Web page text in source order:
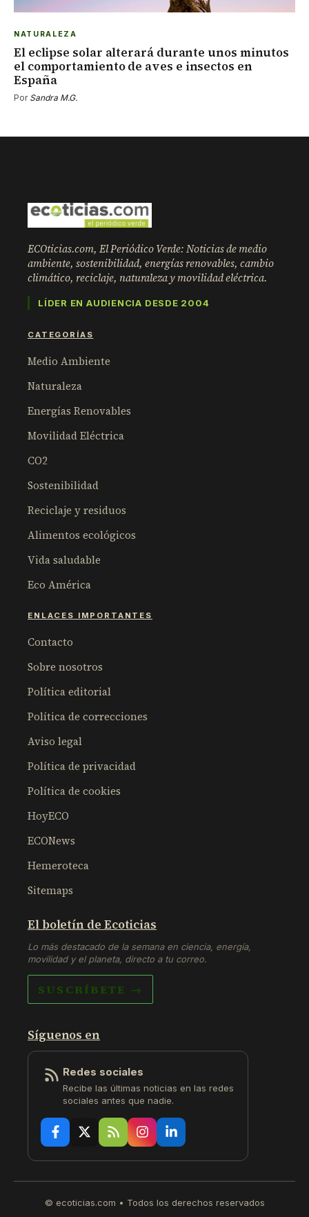
NATURALEZA
El eclipse solar alterará durante unos minutos
el comportamiento de aves e insectos en
España
Por Sandra M.G.
ECOticias.com, El Periódico Verde: Noticias de medio
ambiente, sostenibilidad, energías renovables, cambio
climático, reciclaje, naturaleza y movilidad eléctrica.
LÍDER EN AUDIENCIA DESDE 2004
CATEGORÍAS
Medio Ambiente
Naturaleza
Energías Renovables
Movilidad Eléctrica
CO2
Sostenibilidad
Reciclaje y residuos
Alimentos ecológicos
Vida saludable
Eco América
ENLACES IMPORTANTES
Contacto
Sobre nosotros
Política editorial
Política de correcciones
Aviso legal
Política de privacidad
Política de cookies
HoyECO
ECONews
Hemeroteca
Sitemaps
El boletín de Ecoticias
Lo más destacado de la semana en ciencia, energía,
movilidad y el planeta, directo a tu correo.
SUSCRÍBETE →
Síguenos en
Redes sociales
Recibe las últimas noticias en las redes
sociales antes que nadie.
© ecoticias.com • Todos los derechos reservados